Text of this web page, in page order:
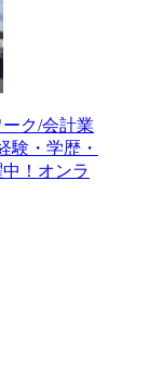
ク/会計業
験・学歴・
！オンラ